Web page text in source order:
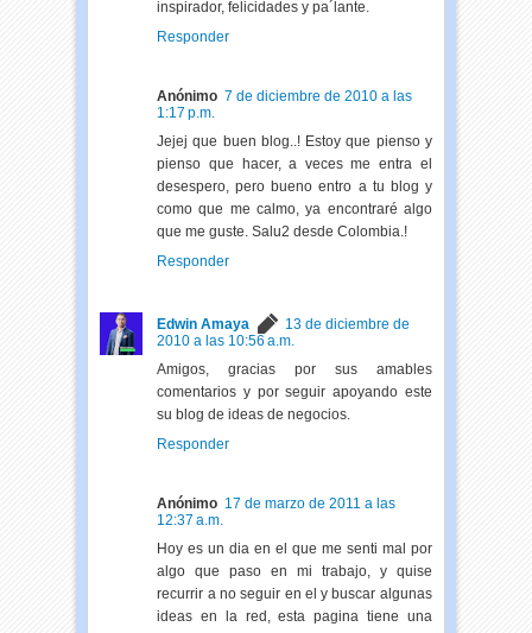
inspirador, felicidades y pa´lante.
Responder
Anónimo 7 de diciembre de 2010 a las
1:17 p.m.
Jejej que buen blog..! Estoy que pienso y
pienso que hacer, a veces me entra el
desespero, pero bueno entro a tu blog y
como que me calmo, ya encontraré algo
que me guste. Salu2 desde Colombia.!
Responder
Edwin Amaya
13 de diciembre de
2010 a las 10:56 a.m.
Amigos, gracias por sus amables
comentarios y por seguir apoyando este
su blog de ideas de negocios.
Responder
Anónimo 17 de marzo de 2011 a las
12:37 a.m.
Hoy es un dia en el que me senti mal por
algo que paso en mi trabajo, y quise
recurrir a no seguir en el y buscar algunas
ideas en la red, esta pagina tiene una